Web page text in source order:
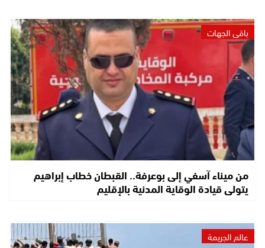
باقي الجهات
من ميناء آسفي إلى بوعرفة.. القبطان خطاب إبراهيم
يتولى قيادة الوقاية المدنية بالإقليم
عالم الجريمة